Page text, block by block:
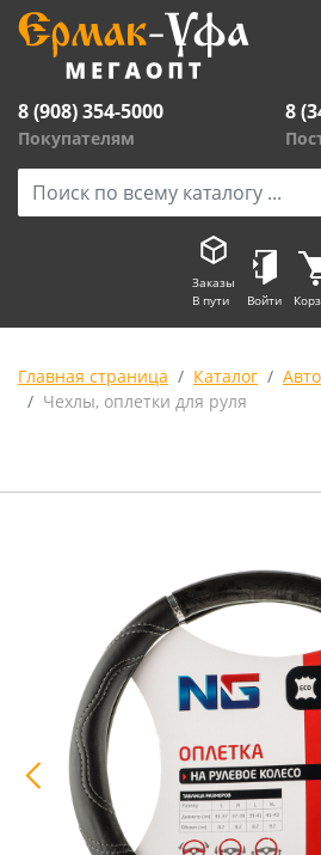
8 (908) 354-5000
Покупателям
8
Заказы
В пути
Войти
Главная страница Каталог
Чехлы, оплетки для руля